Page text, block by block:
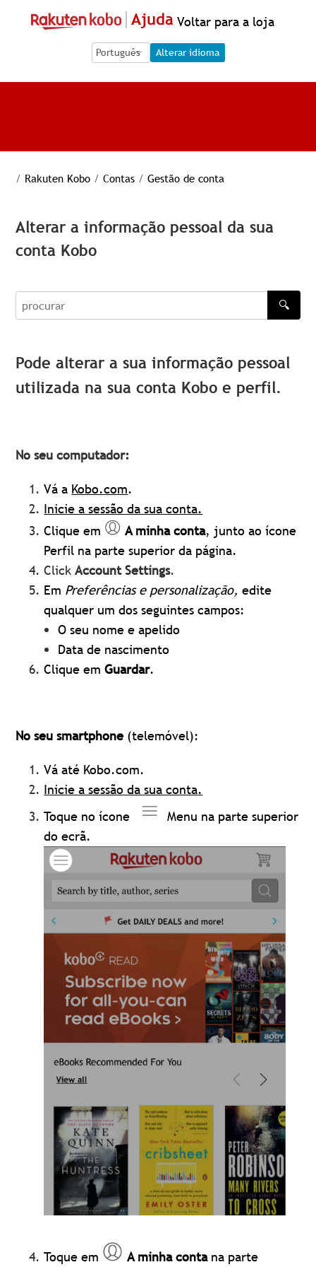
Ajuda Voltar para a loja
Language Selection
Language Selection
Alterar idioma
/ Rakuten Kobo / Contas / Gestão de conta
Alterar a informação pessoal da sua
conta Kobo
procurar
🔍
Pode alterar a sua informação pessoal
utilizada na sua conta Kobo e perfil.
No seu computador:
Vá a Kobo.com.
Inicie a sessão da sua conta.
Clique em
A minha conta, junto ao ícone
Perfil na parte superior da página.
ClickAccount Settings.
Em Preferências e personalização, edite
qualquer um dos seguintes campos:
O seu nome e apelido
Data de nascimento
Clique emGuardar.
No seu smartphone (telemóvel):
Vá até Kobo.com.
Inicie a sessão da sua conta.
Toque no ícone
Menu na parte superior
do ecrã.
Toque em A minha contana parte